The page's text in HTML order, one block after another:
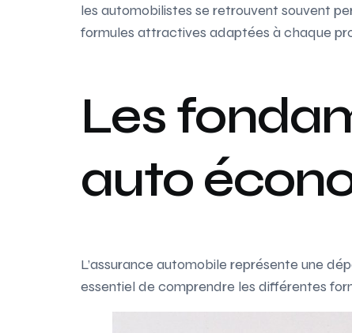
les automobilistes se retrouvent souvent
formules attractives adaptées à chaque
Les
auto
L’assurance automobile représente une
essentiel de comprendre les différentes